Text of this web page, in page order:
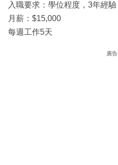
入職要求：學位程度，3年經驗
月薪：$15,000
每週工作5天
廣告